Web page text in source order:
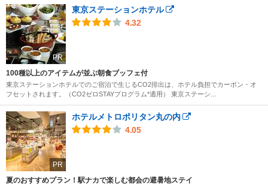
PR
東京ステーションホテル
4.32
100種以上のアイテムが並ぶ朝食ブッフェ付
東京ステーションホテルでのご宿泊で生じるCO2排出は、ホテル負担でカーボン・オ
フセットされます。（CO2ゼロSTAYプログラム*適用） 東京ステーシ...
PR
ホテルメトロポリタン丸の内
4.05
夏のおすすめプラン！駅ナカで楽しむ都会の避暑地ステイ